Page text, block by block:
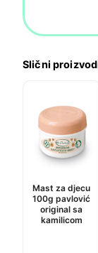
Slični
Mast za djecu
100g pavlović
original sa
kamilicom